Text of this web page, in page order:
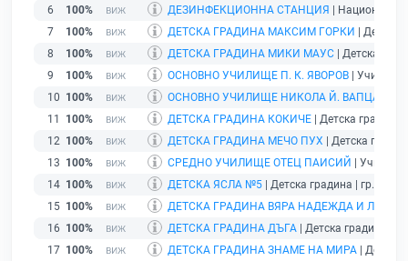
6
100% ДЕЗИНФЕКЦИОННА СТАНЦИЯ
| Национален
7
100% ДЕТСКА ГРАДИНА МАКСИМ ГОРКИ
| Детска
8
100% ДЕТСКА ГРАДИНА МИКИ МАУС | Детска
9
100% ОСНОВНО УЧИЛИЩЕ П. К. ЯВОРОВ |
10 100% ОСНОВНО УЧИЛИЩЕ НИКОЛА Й. ВАПЦАРОВ
11
100% ДЕТСКА ГРАДИНА КОКИЧЕ | Детска градина
12 100% ДЕТСКА ГРАДИНА МЕЧО ПУХ | Детска
13 100% СРЕДНО УЧИЛИЩЕ ОТЕЦ ПАИСИЙ
|
14 100% ДЕТСКА ЯСЛА №5 | Детска градина | гр.
15 100% ДЕТСКА ГРАДИНА ВЯРА НАДЕЖДА И ЛЮБОВ
16 100% ДЕТСКА ГРАДИНА ДЪГА | Детска градина |
17 100% ДЕТСКА ГРАДИНА ЗНАМЕ НА МИРА | Детска